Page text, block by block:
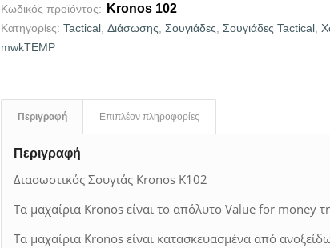
Κωδικός προϊόντος: Kronos 102
Κατηγορίες:Tactical ,Διάσωσης ,Σουγιάδες ,Σουγιάδες Tactical
mwkTEMP
Περιγραφή Επιπλέον πληροφορίες
Περιγραφή
Διασωστικός Σουγιάς Kronos K102
Τα μαχαίρια Kronos είναι το απόλυτο Value for money
Τα μαχαίρια Kronos είναι κατασκευασμένα από